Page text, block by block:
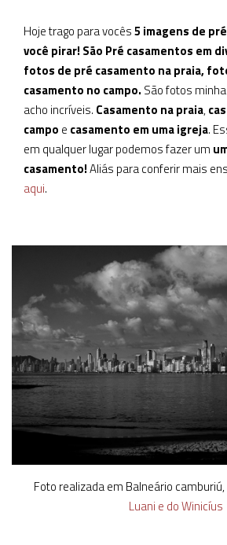
Hoje trago para vocês5 imagens de
você pirar! São Pré casamentos em
fotos de pré casamento na praia,
casamento no campo. São fotos
acho incríveis. Casamento na praia,
campo e casamento em uma igreja.
em qualquer lugar podemos fazer um
casamento!Aliás para conferir mais
aqui.
Foto realizada em Balneário
Luani e do Winicíus